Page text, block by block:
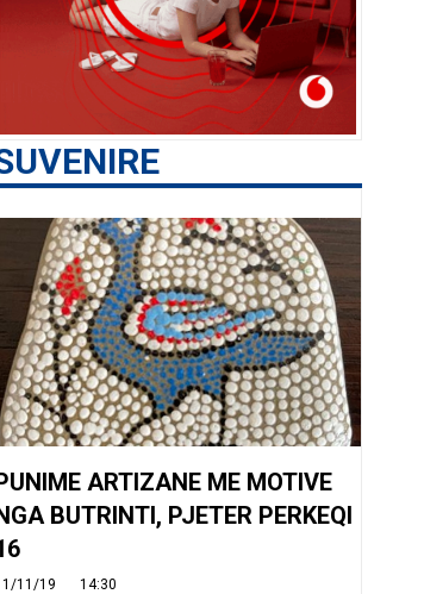
ARTIZANE ME MOTIVE
BUTRINTI, PJETER PERKEQI
11/19 14:30